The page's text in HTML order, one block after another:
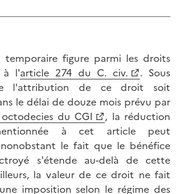
temporaire figure parmi les droits
à l'article 274 du C. civ.
. Sous
l'attribution de ce droit soit
le délai de douze mois prévu par
du CGI
, la réduction
à cet article peut
le fait que le bénéfice
s'étende au-delà de cette
la valeur de ce droit ne fait
imposition selon le régime des